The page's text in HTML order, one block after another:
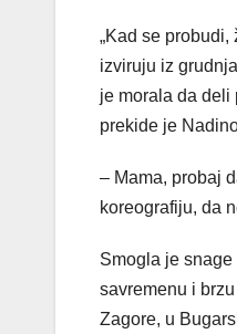
„Kad se
izviruju iz
je morala da
prekide je
– Mama, probaj
koreografiju, da
Smogla je
savremenu i
Zagore, u